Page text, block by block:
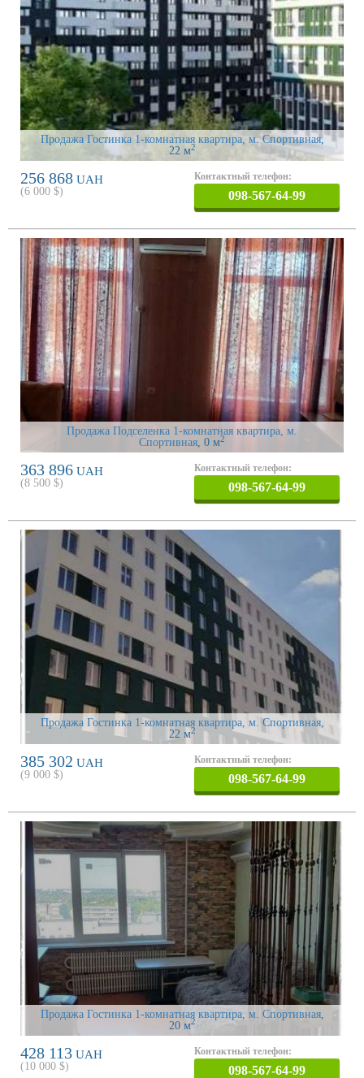
Продажа Гостинка 1-комнатная квартира, м. Спортивная,
22 м2
256 868 UAH
(6 000 $)
Контактный телефон:
098-567-64-99
Продажа Подселенка 1-комнатная квартира, м.
Спортивная , 0 м2
363 896 UAH
(8 500 $)
Контактный телефон:
098-567-64-99
Продажа Гостинка 1-комнатная квартира, м. Спортивная,
22 м2
385 302 UAH
(9 000 $)
Контактный телефон:
098-567-64-99
Продажа Гостинка 1-комнатная квартира, м. Спортивная,
20 м2
428 113 UAH
(10 000 $)
Контактный телефон:
098-567-64-99